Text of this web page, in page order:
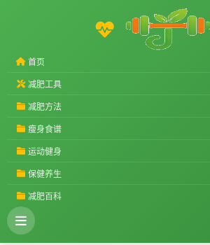
首页
减肥工具
减肥方法
瘦身食谱
运动健身
保健养生
减肥百科